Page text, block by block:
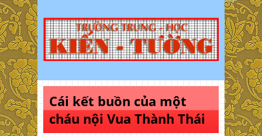
Cái kết buồn của một
cháu nội Vua Thành Thái